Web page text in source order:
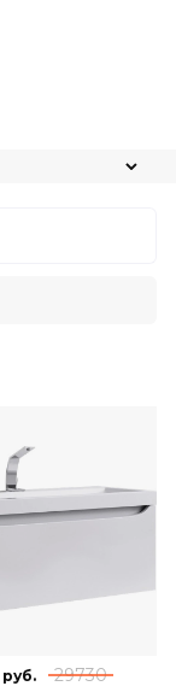
29730
руб.